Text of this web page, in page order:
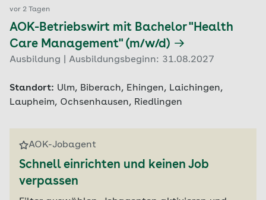
vor 2 Tagen
AOK-Betriebswirt mit Bachelor "Health
Care Management" (m/w/d)
Ausbildung | Ausbildungsbeginn: 31.08.2027
Standort: Ulm, Biberach, Ehingen, Laichingen,
Laupheim, Ochsenhausen, Riedlingen
AOK-Jobagent
Schnell einrichten und keinen Job
verpassen